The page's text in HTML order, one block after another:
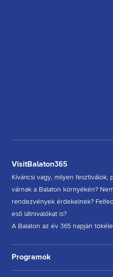
VisitBalaton365
Kíváncsi vagy, milyen fesztiválok,
várnak a Balaton környékén?
rendezvények érdekelnek?
eső látnivalókat is?
A Balaton az év 365 napján
Programok